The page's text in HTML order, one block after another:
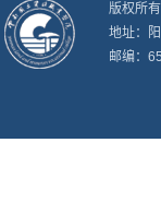
版权所
地址：
邮编：